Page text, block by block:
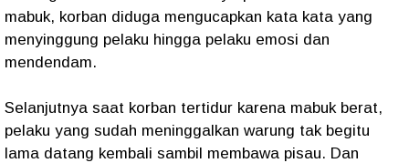
mabuk, korban diduga mengucapkan kata kata yang
menyinggung pelaku hingga pelaku emosi dan
mendendam.
Selanjutnya saat korban tertidur karena mabuk berat,
pelaku yang sudah meninggalkan warung tak begitu
lama datang kembali sambil membawa pisau. Dan